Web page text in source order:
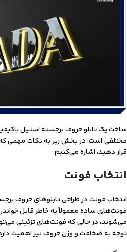
ساخت یک تابلو حروف برجسته استیل
مختلفی است؛ در بخش زیر به نکات مهمی که
قرار دهید، اشاره می‌کنیم:
انتخاب فونت
انتخاب فونت در طراحی تابلوهای حروف
فونت‌های ساده معمولاً به خاطر قابل
می‌شوند، در حالی که فونت‌های تزئینی
توجه به ضخامت و وزن حروف نیز اهمیت